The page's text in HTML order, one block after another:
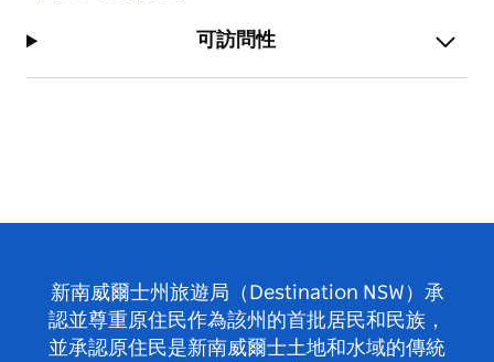
可訪問性
新南威爾士州旅遊局（Destination NSW）承
認並尊重原住民作為該州的首批居民和民族，
並承認原住民是新南威爾士土地和水域的傳統